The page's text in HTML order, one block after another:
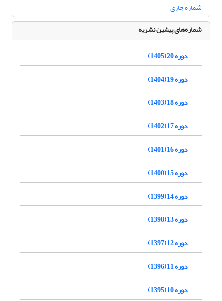
شماره جاری
شماره‌های پیشین نشریه
دوره 20 (1405)
دوره 19 (1404)
دوره 18 (1403)
دوره 17 (1402)
دوره 16 (1401)
دوره 15 (1400)
دوره 14 (1399)
دوره 13 (1398)
دوره 12 (1397)
دوره 11 (1396)
دوره 10 (1395)